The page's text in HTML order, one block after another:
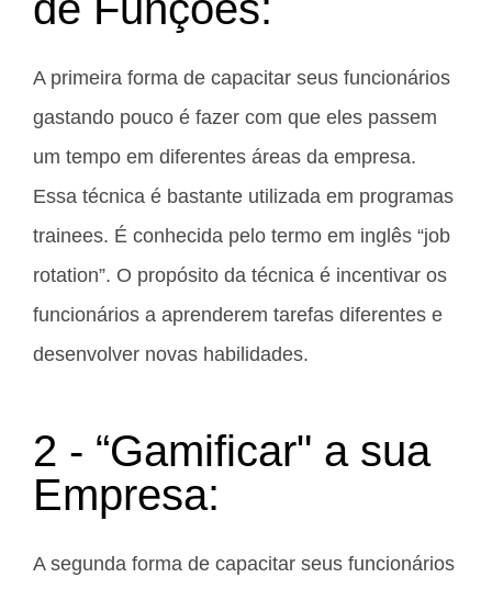
A primeira forma de capacitar seus funcionários
gastando pouco é fazer com que eles passem
um tempo em diferentes áreas da empresa.
Essa técnica é bastante utilizada em programas
trainees. É conhecida pelo termo em inglês “job
rotation”. O propósito da técnica é incentivar os
funcionários a aprenderem tarefas diferentes e
desenvolver novas habilidades.
2 - “Gamificar" a sua
Empresa:
A segunda forma de capacitar seus funcionários